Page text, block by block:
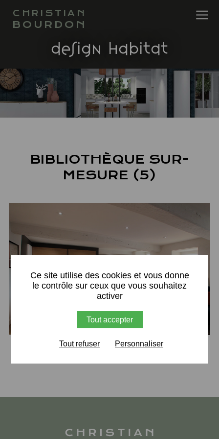
CHRISTIAN
BOURDON
design habitat
BIBLIOTHÈQUE SUR-
MESURE (5)
Retour
Ce site utilise des cookies et vous donne
le contrôle sur ceux que vous souhaitez
activer
Tout accepter
Tout refuser Personnaliser